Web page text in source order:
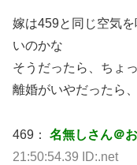
嫁は459と同じ空気
いのかな
そうだったら、ちょ
離婚がいやだったら
469： 名無しさん＠
21:50:54.39 ID:.net